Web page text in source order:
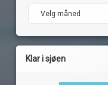
Klar i sjøen